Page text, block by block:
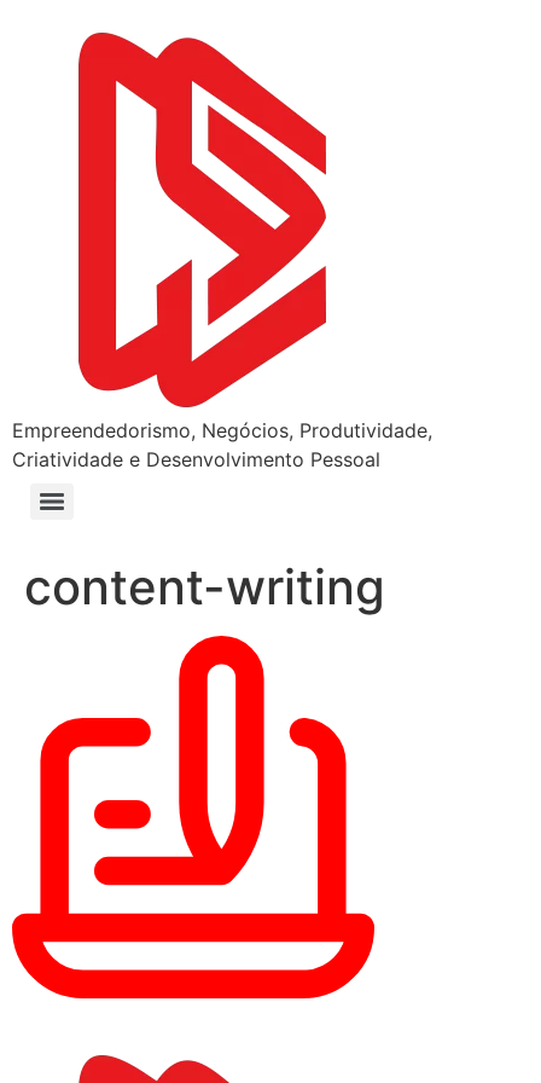
Empreendedorismo, Negócios, Produtividade,
Criatividade e Desenvolvimento Pessoal
content-writing